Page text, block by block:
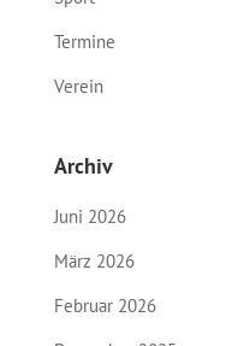
Termine
Verein
Archiv
Juni 2026
März 2026
Februar 2026